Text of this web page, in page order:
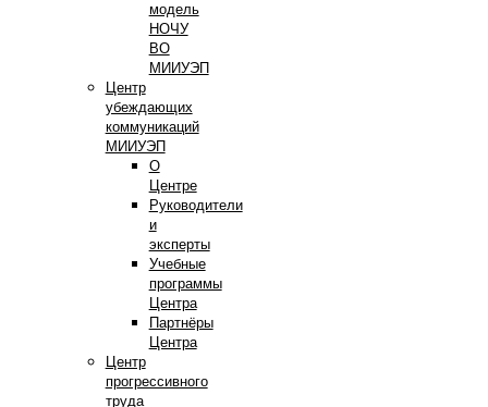
модель
НОЧУ
ВО
МИИУЭП
Центр
убеждающих
коммуникаций
МИИУЭП
О
Центре
Руководители
и
эксперты
Учебные
программы
Центра
Партнёры
Центра
Центр
прогрессивного
труда